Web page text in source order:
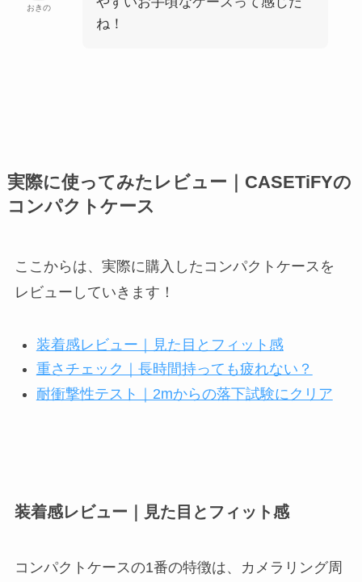
おきの
ね！
実際に使ってみたレビュー｜CASETiFYの
コンパクトケース
ここからは、実際に購入したコンパクトケースを
レビューしていきます！
装着感レビュー｜見た目とフィット感
重さチェック｜長時間持っても疲れない？
耐衝撃性テスト｜2mからの落下試験にクリア
装着感レビュー｜見た目とフィット感
コンパクトケースの1番の特徴は、カメラリング周